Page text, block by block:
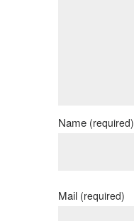
Name (required)
Mail (required)